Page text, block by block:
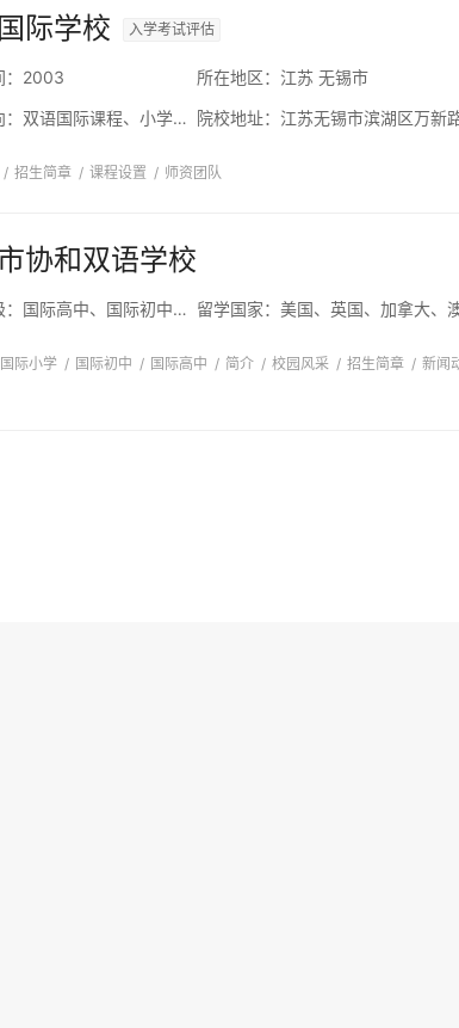
际学校 入学考试评估
2003 所在地区： 江苏 无锡市
双语国际课程、小学中英双语课程、初中中英双语课程、IB国际文凭证书课程 院校地址： 江苏无锡市滨湖区万新
/ 招生简章 / 课程设置 / 师资团队
协和双语学校
国际高中、国际初中、国际小学、幼儿园 留学国家： 美国、英国、加拿大、
国际小学 / 国际初中 / 国际高中 / 简介 / 校园风采 / 招生简章 / 新闻